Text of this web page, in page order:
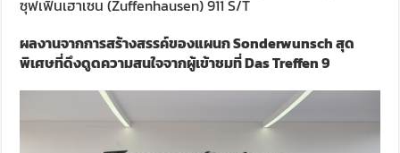
ซุฟเฟินเฮาเซน (Zuffenhausen) 911 S/T
ผลงานจากการสร้างสรรค์ของแผนกSonderwunschสุด
พิเศษที่ดึงดูดความสนใจจากผู้เข้าชมที่Das Treffen 9